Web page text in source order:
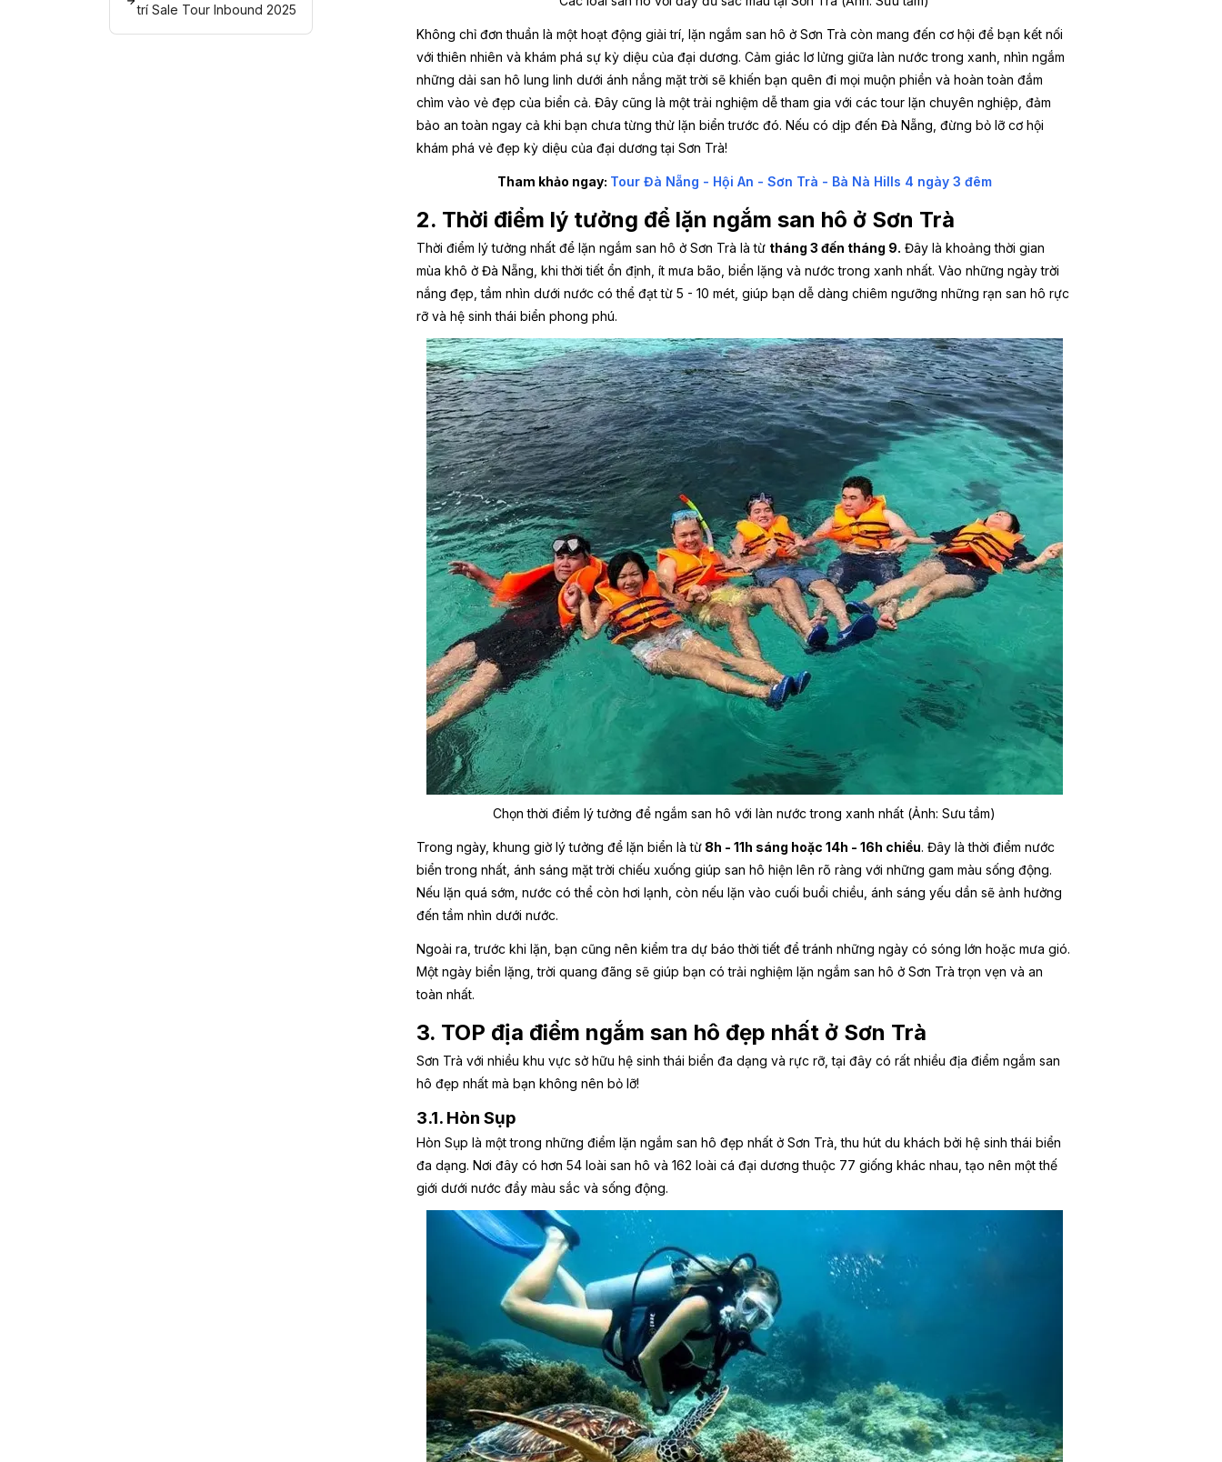
trí Sale Tour Inbound 2025
Không chỉ đơn thuần là một hoạt động giải trí, lặn ngắm san hô ở Sơn Trà còn mang đến cơ hội để bạn kết nối
với thiên nhiên và khám phá sự kỳ diệu của đại dương. Cảm giác lơ lửng giữa làn nước trong xanh, nhìn ngắm
những dải san hô lung linh dưới ánh nắng mặt trời sẽ khiến bạn quên đi mọi muộn phiền và hoàn toàn đắm
chìm vào vẻ đẹp của biển cả. Đây cũng là một trải nghiệm dễ tham gia với các tour lặn chuyên nghiệp, đảm
bảo an toàn ngay cả khi bạn chưa từng thử lặn biển trước đó. Nếu có dịp đến Đà Nẵng, đừng bỏ lỡ cơ hội
khám phá vẻ đẹp kỳ diệu của đại dương tại Sơn Trà!
Tham khảo ngay: Tour Đà Nẵng - Hội An - Sơn Trà - Bà Nà Hills 4 ngày 3 đêm
2. Thời điểm lý tưởng để lặn ngắm san hô ở Sơn Trà
Thời điểm lý tưởng nhất để lặn ngắm san hô ở Sơn Trà là từ tháng 3 đến tháng 9. Đây là khoảng thời gian
mùa khô ở Đà Nẵng, khi thời tiết ổn định, ít mưa bão, biển lặng và nước trong xanh nhất. Vào những ngày trời
nắng đẹp, tầm nhìn dưới nước có thể đạt từ 5 - 10 mét, giúp bạn dễ dàng chiêm ngưỡng những rạn san hô rực
rỡ và hệ sinh thái biển phong phú.
Chọn thời điểm lý tưởng để ngắm san hô với làn nước trong xanh nhất (Ảnh: Sưu tầm)
Trong ngày, khung giờ lý tưởng để lặn biển là từ 8h - 11h sáng hoặc 14h - 16h chiều. Đây là thời điểm nước
biển trong nhất, ánh sáng mặt trời chiếu xuống giúp san hô hiện lên rõ ràng với những gam màu sống động.
Nếu lặn quá sớm, nước có thể còn hơi lạnh, còn nếu lặn vào cuối buổi chiều, ánh sáng yếu dần sẽ ảnh hưởng
đến tầm nhìn dưới nước.
Ngoài ra, trước khi lặn, bạn cũng nên kiểm tra dự báo thời tiết để tránh những ngày có sóng lớn hoặc mưa gió.
Một ngày biển lặng, trời quang đãng sẽ giúp bạn có trải nghiệm lặn ngắm san hô ở Sơn Trà trọn vẹn và an
toàn nhất.
3. TOP địa điểm ngắm san hô đẹp nhất ở Sơn Trà
Sơn Trà với nhiều khu vực sở hữu hệ sinh thái biển đa dạng và rực rỡ, tại đây có rất nhiều địa điểm ngắm san
hô đẹp nhất mà bạn không nên bỏ lỡ!
3.1. Hòn Sụp
Hòn Sụp là một trong những điểm lặn ngắm san hô đẹp nhất ở Sơn Trà, thu hút du khách bởi hệ sinh thái biển
đa dạng. Nơi đây có hơn 54 loài san hô và 162 loài cá đại dương thuộc 77 giống khác nhau, tạo nên một thế
giới dưới nước đầy màu sắc và sống động.